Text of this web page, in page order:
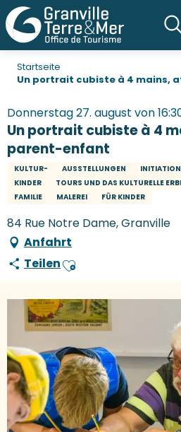
Startseite
Un portrait cubiste à 4 mains,
Donnerstag 27. august von
Un portrait cubiste à 4
parent-enfant
KULTUR- AUSSTELLUNGEN
KINDER
TOURS UND DAS KULTURELLE
FAMILIE
MALEREI FÜR KINDER
84 Rue Notre Dame, Granville
Anfahrt
TeilenAjouter aux favoris